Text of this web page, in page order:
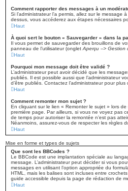
Comment rapporter des messages à un
Si l’administrateur l’a permis, allez sur le
dessus, vous accéderez aux étapes nécessaires
Haut
À quoi sert le bouton « Sauvegarder » dans la
Il vous permet de sauvegarder des brouillons de
panneau de l’utilisateur (onglet Aperçu --> Gestion
Haut
Pourquoi mon message doit être validé ?
L’administrateur peut avoir décidé que les
publiés. Il est possible aussi que l’administrateur
d’être publiés. Contactez l’administrateur pour plus
Haut
Comment remonter mon sujet ?
En cliquant sur le lien « Remonter le sujet » lors
première page. Par ailleurs, si vous ne voyez pas
de temps pour autoriser la remontée n’est pas
Néanmoins, assurez-vous de respecter les règles
Haut
Mise en forme et types de sujets
Que sont les BBCodes ?
Le BBCode est une implantation spéciale au
message. L’administrateur peut décider si vous
messages en utilisant l’option appropriée du
HTML, mais les balises sont incluses entre
guide accessible depuis la page de rédaction de
Haut